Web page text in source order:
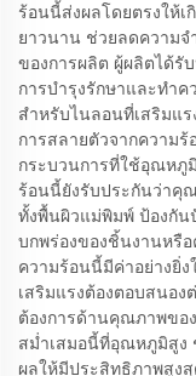
ร้อนนี้ส่งผลโดยตรงให้
ยาวนาน ช่วยลดความจ
ของการผลิต ผู้ผลิตได้รั
การบำรุงรักษาและทำ
สำหรับไนลอนที่เสริมแ
การสลายตัวจากความ
กระบวนการที่ใช้อุณหภู
ร้อนนี้ยังรับประกันว่าคุ
ทั้งพื้นผิวแม่พิมพ์ ป้องกั
บกพร่องของชิ้นงานหรื
ความร้อนนี้มีค่าอย่างยิ่
เสริมแรงต้องตอบสนอ
ต้องการด้านคุณภาพขอ
สม่ำเสมอนี้ที่อุณหภูมิสูง
ผลให้มีประสิทธิภาพสูง